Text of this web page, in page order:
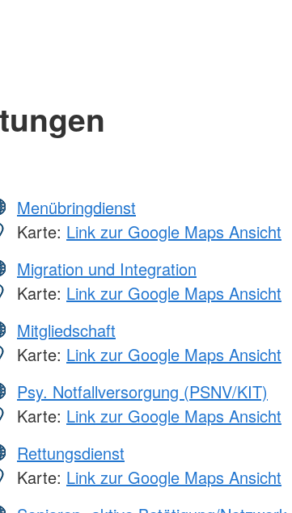
Menübringdienst
Karte: Link zur Google Maps Ansicht
Migration und Integration
Karte: Link zur Google Maps Ansicht
Mitgliedschaft
Karte: Link zur Google Maps Ansicht
Psy. Notfallversorgung (PSNV/KIT)
Karte: Link zur Google Maps Ansicht
Rettungsdienst
Karte: Link zur Google Maps Ansicht